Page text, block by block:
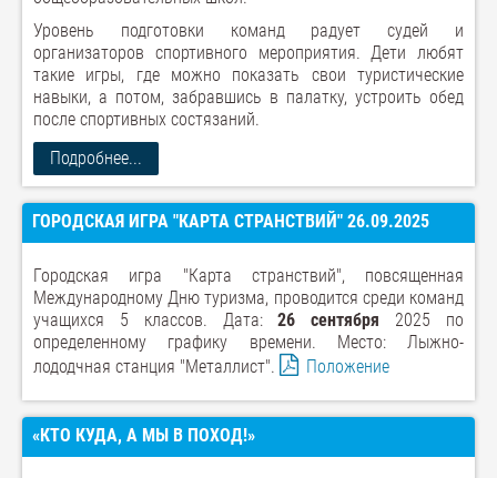
Уровень подготовки команд радует судей и
организаторов спортивного мероприятия. Дети любят
такие игры, где можно показать свои туристические
навыки, а потом, забравшись в палатку, устроить обед
после спортивных состязаний.
Подробнее...
ГОРОДСКАЯ ИГРА "КАРТА СТРАНСТВИЙ" 26.09.2025
Городская игра "Карта странствий", повсященная
Международному Дню туризма, проводится среди команд
учащихся 5 классов. Дата:26 сентября 2025 по
определенному графику времени. Место: Лыжно-
лододчная станция "Металлист".
Положение
«КТО КУДА, А МЫ В ПОХОД!»